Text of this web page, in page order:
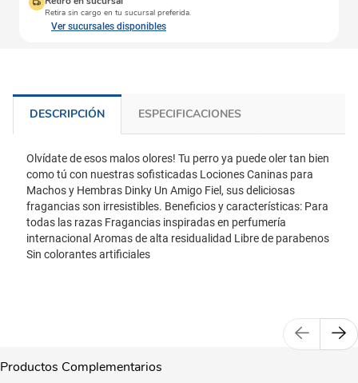
Retira sin cargo en tu sucursal preferida.
Ver sucursales disponibles
DESCRIPCIÓN ESPECIFICACIONES
Olvídate de esos malos olores! Tu perro ya puede oler tan bien
como tú con nuestras sofisticadas Lociones Caninas para
Machos y Hembras Dinky Un Amigo Fiel, sus deliciosas
fragancias son irresistibles. Beneficios y características: Para
todas las razas Fragancias inspiradas en perfumería
internacional Aromas de alta residualidad Libre de parabenos
Sin colorantes artificiales
Productos Complementarios